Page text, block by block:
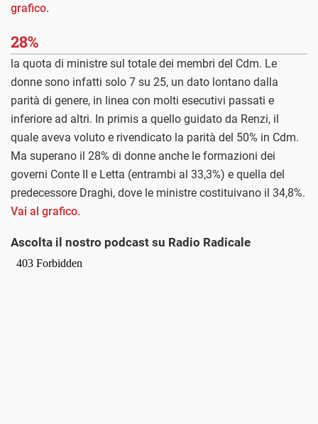
grafico.
28%
la quota di ministre sul totale dei membri del Cdm. Le
donne sono infatti solo 7 su 25, un dato lontano dalla
parità di genere, in linea con molti esecutivi passati e
inferiore ad altri. In primis a quello guidato da Renzi, il
quale aveva voluto e rivendicato la parità del 50% in Cdm.
Ma superano il 28% di donne anche le formazioni dei
governi Conte II e Letta (entrambi al 33,3%) e quella del
predecessore Draghi, dove le ministre costituivano il 34,8%.
Vai al grafico.
Ascolta il nostro podcast su Radio Radicale